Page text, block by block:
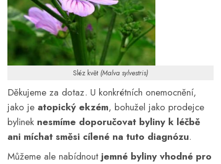
Sléz květ (Malva sylvestris)
Děkujeme za dotaz. U konkrétních onemocnění,
jako je atopický ekzém, bohužel jako prodejce
bylinek nesmíme doporučovat byliny k léčbě
ani míchat směsi cílené na tuto diagnózu.
Můžeme ale nabídnout jemné byliny vhodné pro